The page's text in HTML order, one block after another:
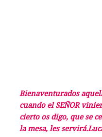
Bienaventurados
cuando el SEÑOR
cierto os digo, quese
la mesa, les